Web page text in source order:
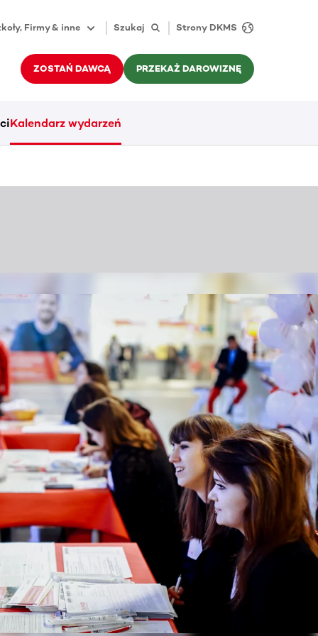
Firmy & inne Szukaj Strony DKMS
ZOSTAŃ DAWCĄ PRZEKAŻ DAROWIZNĘ
Kalendarz wydarzeń